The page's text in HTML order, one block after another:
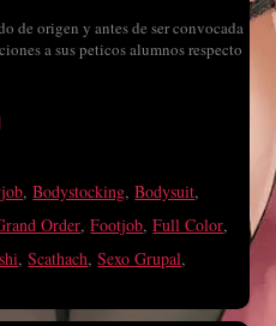
de origen y antes de ser convocada
a sus peticos alumnos respecto
,Bodystocking,Bodysuit,
Order,Footjob,Full Color,
,Scathach,Sexo Grupal,